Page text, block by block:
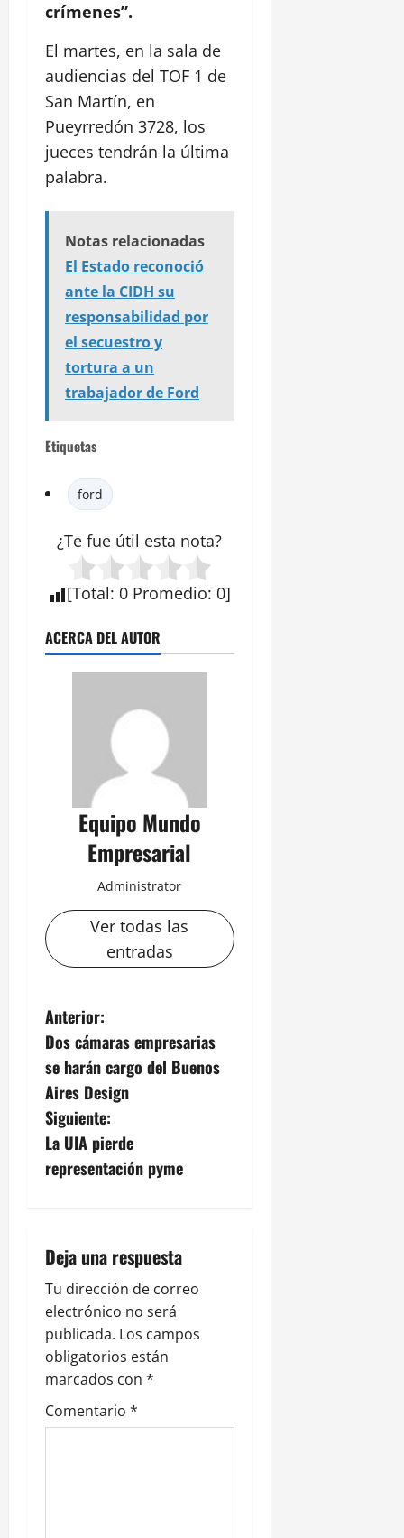
crímenes”.
El martes, en la sala de
audiencias del TOF 1 de
San Martín, en
Pueyrredón 3728, los
jueces tendrán la última
palabra.
Notas relacionadas
El Estado reconoció
ante la CIDH su
responsabilidad por
el secuestro y
tortura a un
trabajador de Ford
Etiquetas
ford
¿Te fue útil esta nota?
[Total: 0 Promedio: 0]
ACERCA DEL AUTOR
Equipo Mundo
Empresarial
Administrator
Ver todas las
entradas
N
a
v
e
g
c
i
ó
n
d
e
Anterior:
Dos cámaras empresarias
se harán cargo del Buenos
Aires Design
Siguiente:
La UIA pierde
representación pyme
Deja una respuesta
Tu dirección de correo
electrónico no será
publicada. Los campos
obligatorios están
marcados con *
Comentario *